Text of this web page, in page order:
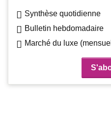
Synthèse quotidienne
Bulletin hebdomadaire
Marché du luxe